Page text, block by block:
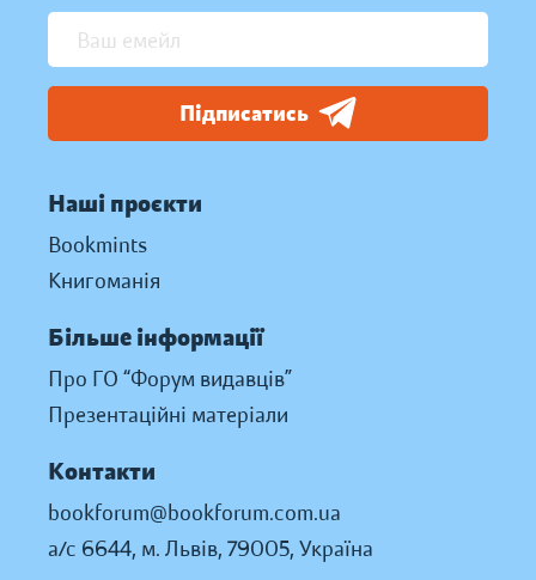
Підписатись
Наші проєкти
Bookmints
Книгоманія
Більше інформації
Про ГО “Форум видавців”
Презентаційні матеріали
Контакти
bookforum@bookforum.com.ua
а/с 6644, м. Львів, 79005, Україна